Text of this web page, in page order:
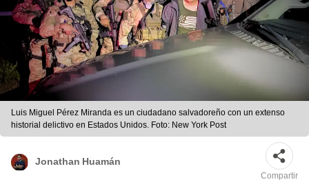
Luis Miguel Pérez Miranda es un ciudadano salvadoreño con un extenso
historial delictivo en Estados Unidos. Foto: New York Post
Jonathan Huamán
Compartir